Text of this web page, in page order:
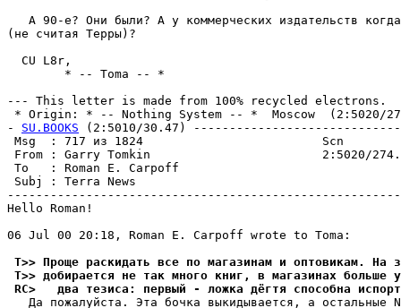
А 90-е? Они были? А у коммерческих издательств
(не считая Терры)?
  CU L8r,
        * -- Toma -- *
--- This letter is made from 100% recycled electrons.
* Origin: * -- Nothing System -- *  Moscow  (2:5020/
- SU.BOOKS (2:5010/30.47)
Msg  : 717 из 1824
From : Garry Tomkin                        2:5020/
To   : Roman E. Carpoff
Subj : Terra
Hello Roman!
06 Jul 00 20:18, Roman E. Carpoff wrote to Toma:
T>> Проще раскидать все по магазинам и оптовикам. На
T>> добиpается не так много книг, в магазинах больше
RC>   два тезиса: первый - ложка дёгтя способна